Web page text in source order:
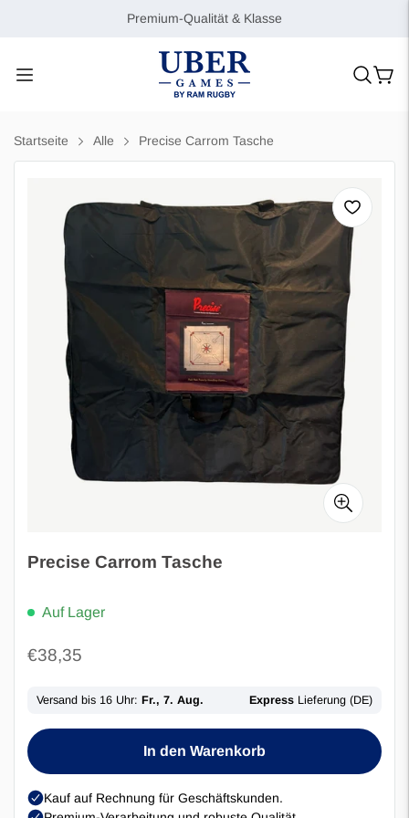
Premium-Qualität & Klasse
Startseite Alle Precise Carrom Tasche
Precise Carrom Tasche
Auf Lager
Regulärer
€38,35
In den Warenkorb